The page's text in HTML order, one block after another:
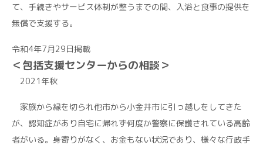
て、手続きやサービス体制が整うまでの間、入浴と食事の提供を
無償で支援する。
令和4年7月29日掲載
＜包括支援センターからの相談＞
2021年秋
家族から縁を切られ他市から小金井市に引っ越しをしてきた
が、認知症があり自宅に帰れず何度か警察に保護されている高齢
者がいる。身寄りがなく、お金もない状況であり、様々な行政手